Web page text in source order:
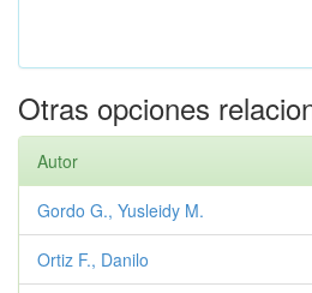
Otras opciones
Autor
Gordo G., Yusleidy M.
Ortiz F., Danilo